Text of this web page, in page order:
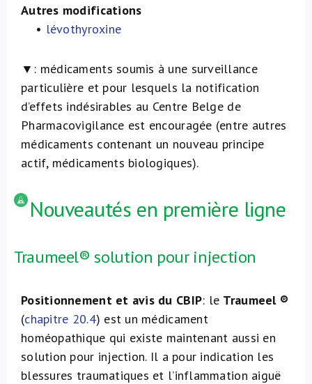
Autres modifications
• lévothyroxine
▼: médicaments soumis à une surveillance
particulière et pour lesquels la notification
d’effets indésirables au Centre Belge de
Pharmacovigilance est encouragée (entre autres
médicaments contenant un nouveau principe
actif, médicaments biologiques).
Nouveautés en première ligne
Traumeel® solution pour injection
Positionnement et avis du CBIP: le Traumeel ®
(chapitre 20.4) est un médicament
homéopathique qui existe maintenant aussi en
solution pour injection. Il a pour indication les
blessures traumatiques et l’inflammation aiguë